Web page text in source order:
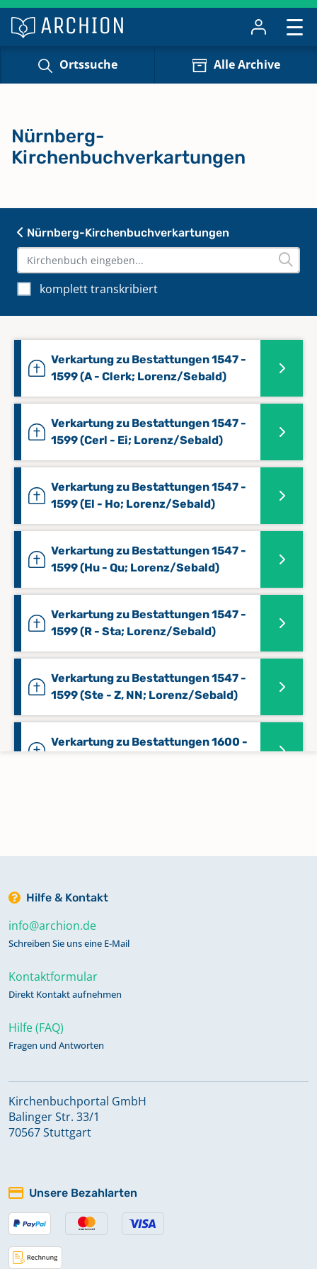
Ortssuche Alle Archive
Nürnberg-Kirchenbuchverkartungen
komplett transkribiert
Verkartung zu Bestattungen 1547 -
1599 (A - Clerk; Lorenz/Sebald)
Verkartung zu Bestattungen 1547 -
1599 (Cerl - Ei; Lorenz/Sebald)
Verkartung zu Bestattungen 1547 -
1599 (El - Ho; Lorenz/Sebald)
Verkartung zu Bestattungen 1547 -
1599 (Hu - Qu; Lorenz/Sebald)
Verkartung zu Bestattungen 1547 -
1599 (R - Sta; Lorenz/Sebald)
Verkartung zu Bestattungen 1547 -
1599 (Ste - Z, NN; Lorenz/Sebald)
Verkartung zu Bestattungen 1600 -
Verkartung zu Bestattungen 1600 -
1630 (Ho - M; Lorenz/Sebald)
Verkartung zu Bestattungen 1600 -
Verkartung zu Bestattungen 1810 -
1875 (A - Az; (Stadt (alle - Jobst))
Verkartung zu Bestattungen 1810 -
Jobst))
Nürnberg-
Kirchenbuchverkartungen
Hilfe & Kontakt
info@archion.de
Schreiben Sie uns eine E-Mail
Kontaktformular
Direkt Kontakt aufnehmen
Hilfe (FAQ)
Fragen und Antworten
Kirchenbuchportal GmbH
Balinger Str. 33/1
70567 Stuttgart
Unsere Bezahlarten